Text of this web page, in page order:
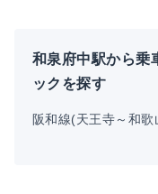
和泉府中駅から乗
ックを探す
阪和線(天王寺～和歌